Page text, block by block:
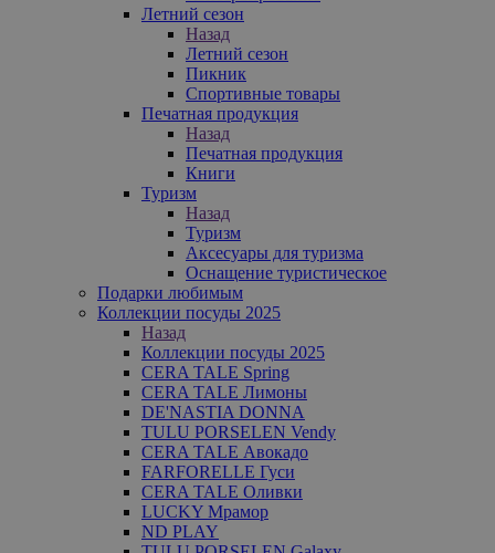
Летний сезон
Назад
Летний сезон
Пикник
Спортивные товары
Печатная продукция
Назад
Печатная продукция
Книги
Туризм
Назад
Туризм
Аксесуары для туризма
Оснащение туристическое
Подарки любимым
Коллекции посуды 2025
Назад
Коллекции посуды 2025
CERA TALE Spring
CERA TALE Лимоны
DE'NASTIA DONNA
TULU PORSELEN Vendy
CERA TALE Авокадо
FARFORELLE Гуси
CERA TALE Оливки
LUCKY Мрамор
ND PLAY